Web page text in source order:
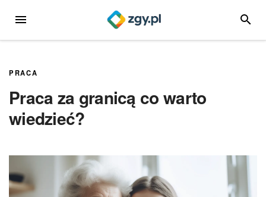
MENU
PRACA
Praca za granicą co warto
wiedzieć?